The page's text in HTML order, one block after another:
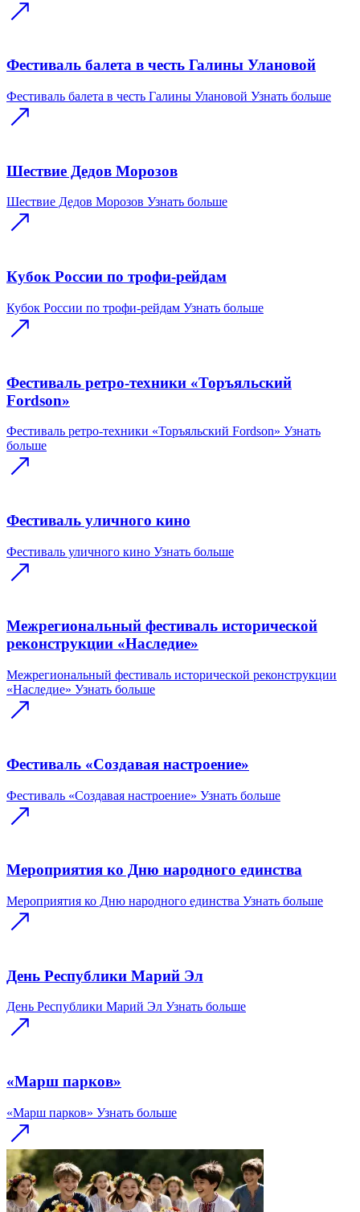
Фестиваль балета в честь Галины Улановой
Фестиваль балета в честь Галины Улановой Узнать больше
Шествие Дедов Морозов
Шествие Дедов Морозов Узнать больше
Кубок России по трофи-рейдам
Кубок России по трофи-рейдам Узнать больше
Фестиваль ретро-техники «Торъяльский
Fordson»
Фестиваль ретро-техники «Торъяльский Fordson» Узнать
больше
Фестиваль уличного кино
Фестиваль уличного кино Узнать больше
Межрегиональный фестиваль исторической
реконструкции «Наследие»
Межрегиональный фестиваль исторической реконструкции
«Наследие» Узнать больше
Фестиваль «Создавая настроение»
Фестиваль «Создавая настроение» Узнать больше
Мероприятия ко Дню народного единства
Мероприятия ко Дню народного единства Узнать больше
День Республики Марий Эл
День Республики Марий Эл Узнать больше
«Марш парков»
«Марш парков» Узнать больше